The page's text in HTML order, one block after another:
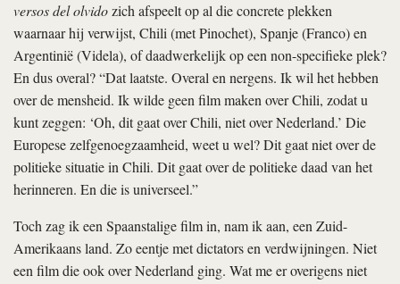
versos del olvidozich afspeelt op al die concrete plekken
waarnaar hij verwijst, Chili (met Pinochet), Spanje (Franco) en
Argentinië (Videla), of daadwerkelijk op een non-specifieke plek?
En dus overal? “Dat laatste. Overal en nergens. Ik wil het hebben
over de mensheid. Ik wilde geen film maken over Chili, zodat u
kunt zeggen: ‘Oh, dit gaat over Chili, niet over Nederland.’ Die
Europese zelfgenoegzaamheid, weet u wel? Dit gaat niet over de
politieke situatie in Chili. Dit gaat over de politieke daad van het
herinneren. En die is universeel.”
Toch zag ik een Spaanstalige film in, nam ik aan, een Zuid-
Amerikaans land. Zo eentje met dictators en verdwijningen. Niet
een film die ook over Nederland ging. Wat me er overigens niet